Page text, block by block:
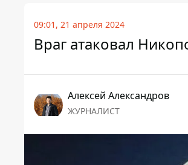
09:01, 21 апреля 2024
Враг атаковал
Алексей Александров
ЖУРНАЛИСТ